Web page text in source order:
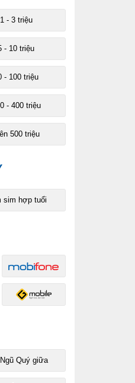
1 - 3 triệu
- 10 triệu
- 100 triệu
- 400 triệu
500 triệu
sim hợp tuổi
Quý giữa